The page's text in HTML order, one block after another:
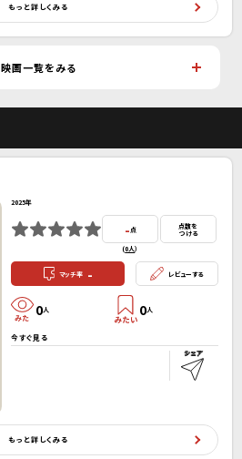
もっと詳しくみる
映画一覧をみる
2025年
- 点
(0人）
点数を
つける
マッチ率 - レビューする
0人 0人
今すぐ見る
もっと詳しくみる